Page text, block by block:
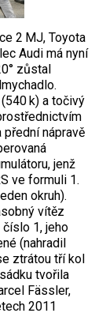
2 MJ, Toyota
Audi má nyní
zůstal
k) a točivý
nápravě
jenž
ve formuli 1.
okruh).
vítěz
1, jeho
(nahradil
ztrátou tří kol
tvořila
Fässler,
2011